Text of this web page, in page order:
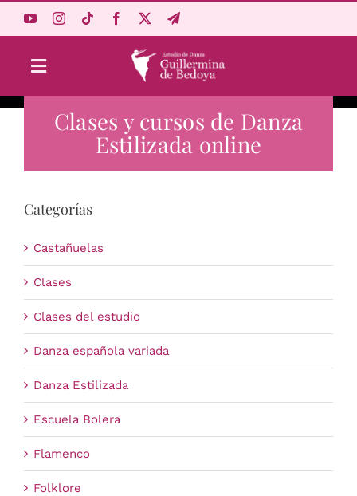
Toggle
Navigation
Aprende Online
Estudio
Carrito
Clases y cursos de Danza
Estilizada online
Categorías
Castañuelas
Clases
Clases del estudio
Danza española variada
Danza Estilizada
Escuela Bolera
Flamenco
Folklore